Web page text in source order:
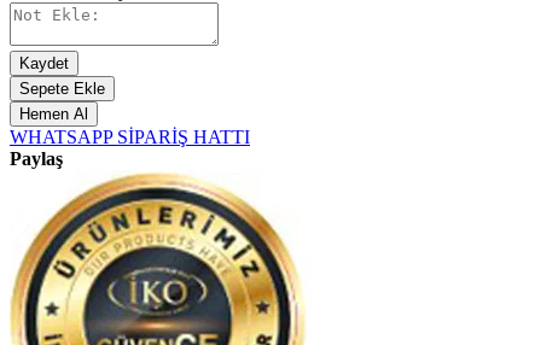
Kaydet
Sepete Ekle
Hemen Al
WHATSAPP SİPARİŞ HATTI
Paylaş